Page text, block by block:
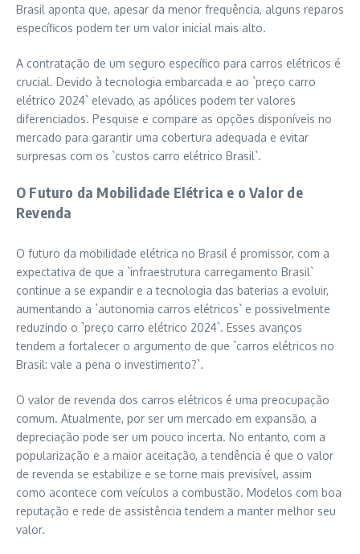
Brasil aponta que, apesar da menor frequência, alguns reparos
específicos podem ter um valor inicial mais alto.
A contratação de um seguro específico para carros elétricos é
crucial. Devido à tecnologia embarcada e ao `preço carro
elétrico 2024` elevado, as apólices podem ter valores
diferenciados. Pesquise e compare as opções disponíveis no
mercado para garantir uma cobertura adequada e evitar
surpresas com os `custos carro elétrico Brasil`.
O Futuro da Mobilidade Elétrica e o Valor de
Revenda
O futuro da mobilidade elétrica no Brasil é promissor, com a
expectativa de que a `infraestrutura carregamento Brasil`
continue a se expandir e a tecnologia das baterias a evoluir,
aumentando a `autonomia carros elétricos` e possivelmente
reduzindo o `preço carro elétrico 2024`. Esses avanços
tendem a fortalecer o argumento de que `carros elétricos no
Brasil: vale a pena o investimento?`.
O valor de revenda dos carros elétricos é uma preocupação
comum. Atualmente, por ser um mercado em expansão, a
depreciação pode ser um pouco incerta. No entanto, com a
popularização e a maior aceitação, a tendência é que o valor
de revenda se estabilize e se torne mais previsível, assim
como acontece com veículos a combustão. Modelos com boa
reputação e rede de assistência tendem a manter melhor seu
valor.